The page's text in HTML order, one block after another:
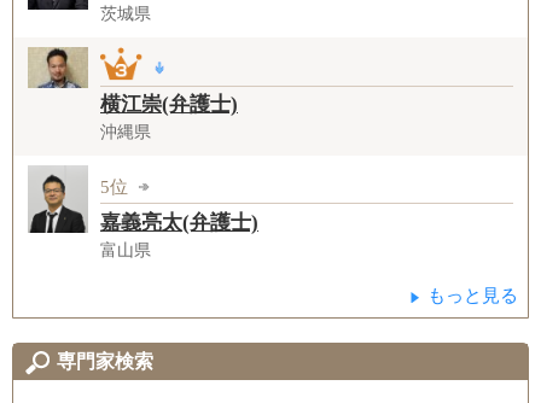
茨城県
横江崇(弁護士)
沖縄県
5位
嘉義亮太(弁護士)
富山県
もっと見る
専門家検索